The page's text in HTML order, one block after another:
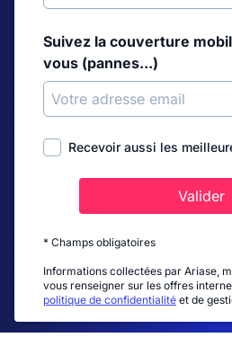
Suivez la couverture
vous (pannes...)
Recevoir aussi les
Valider
* Champs obligatoires
Informations collectées par Ariase,
vous renseigner sur les offres
politique de confidentialité et de